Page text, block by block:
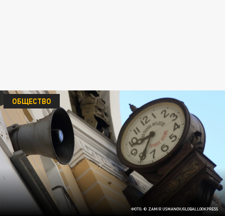
ФОТО: © ZAMIR USMANOV/GLOBALLOOKPRESS
ОБЩЕСТВО